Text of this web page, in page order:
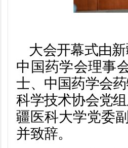
大会开幕式由
中国药学会理事
士、中国药学会
科学技术协会党
疆医科大学党委
并致辞。